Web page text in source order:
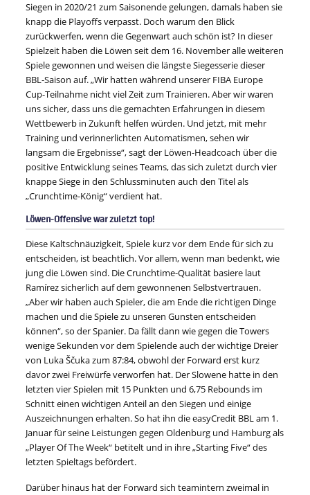
Siegen in 2020/21 zum Saisonende gelungen, damals haben sie
knapp die Playoffs verpasst. Doch warum den Blick
zurückwerfen, wenn die Gegenwart auch schön ist? In dieser
Spielzeit haben die Löwen seit dem 16. November alle weiteren
Spiele gewonnen und weisen die längste Siegesserie dieser
BBL-Saison auf. „Wir hatten während unserer FIBA Europe
Cup-Teilnahme nicht viel Zeit zum Trainieren. Aber wir waren
uns sicher, dass uns die gemachten Erfahrungen in diesem
Wettbewerb in Zukunft helfen würden. Und jetzt, mit mehr
Training und verinnerlichten Automatismen, sehen wir
langsam die Ergebnisse“, sagt der Löwen-Headcoach über die
positive Entwicklung seines Teams, das sich zuletzt durch vier
knappe Siege in den Schlussminuten auch den Titel als
„Crunchtime-König“ verdient hat.
Löwen-Offensive war zuletzt top!
Diese Kaltschnäuzigkeit, Spiele kurz vor dem Ende für sich zu
entscheiden, ist beachtlich. Vor allem, wenn man bedenkt, wie
jung die Löwen sind. Die Crunchtime-Qualität basiere laut
Ramírez sicherlich auf dem gewonnenen Selbstvertrauen.
„Aber wir haben auch Spieler, die am Ende die richtigen Dinge
machen und die Spiele zu unseren Gunsten entscheiden
können“, so der Spanier. Da fällt dann wie gegen die Towers
wenige Sekunden vor dem Spielende auch der wichtige Dreier
von Luka Ščuka zum 87:84, obwohl der Forward erst kurz
davor zwei Freiwürfe verworfen hat. Der Slowene hatte in den
letzten vier Spielen mit 15 Punkten und 6,75 Rebounds im
Schnitt einen wichtigen Anteil an den Siegen und einige
Auszeichnungen erhalten. So hat ihn die easyCredit BBL am 1.
Januar für seine Leistungen gegen Oldenburg und Hamburg als
„Player Of The Week“ betitelt und in ihre „Starting Five“ des
letzten Spieltags befördert.
Darüber hinaus hat der Forward sich teamintern zweimal in